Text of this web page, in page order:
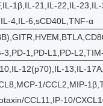
1β,IL-21,IL-22,IL-
4,IL-6,sCD40L,TNF-α
3,PD-1,PD-L1,PD-
12(p70),IL-13,IL-
1/CCL2,MIP-
CCL11,IP-10/